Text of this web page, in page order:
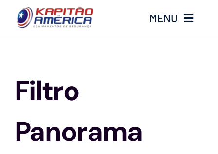
o
MENU
Produtos
Luvas
Filtro
Panorama